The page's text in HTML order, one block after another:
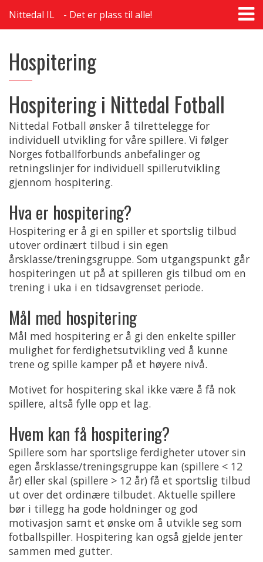
Nittedal IL Det er plass til alle!
Hospitering
Hospitering i Nittedal Fotball
Nittedal Fotball ønsker å tilrettelegge for
individuell utvikling for våre spillere. Vi følger
Norges fotballforbunds anbefalinger og
retningslinjer for individuell spillerutvikling
gjennom hospitering.
Hva er hospitering?
Hospitering er å gi en spiller et sportslig tilbud
utover ordinært tilbud i sin egen
årsklasse/treningsgruppe. Som utgangspunkt går
hospiteringen ut på at spilleren gis tilbud om en
trening i uka i en tidsavgrenset periode.
Mål med hospitering
Mål med hospitering er å gi den enkelte spiller
mulighet for ferdighetsutvikling ved å kunne
trene og spille kamper på et høyere nivå.
Motivet for hospitering skal ikke være å få nok
spillere, altså fylle opp et lag.
Hvem kan få hospitering?
Spillere som har sportslige ferdigheter utover sin
egen årsklasse/treningsgruppe kan (spillere < 12
år) eller skal (spillere > 12 år) få et sportslig tilbud
ut over det ordinære tilbudet. Aktuelle spillere
bør i tillegg ha gode holdninger og god
motivasjon samt et ønske om å utvikle seg som
fotballspiller. Hospitering kan også gjelde jenter
sammen med gutter.